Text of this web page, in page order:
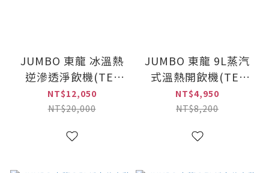
JUMBO 東龍 冰溫熱
逆滲透淨飲機(TE-
521i)
NT$12,050
NT$20,000
JUMBO 東龍 9L蒸汽
式溫熱開飲機(TE-
185S)
NT$4,950
NT$8,200